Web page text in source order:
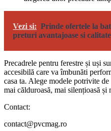
Vezi si: Prinde ofertele la
preturi avantajoase si
Precadrele pentru ferestre și uși
accesibilă care va îmbunăti
casa ta. Alege modele potrivite
mai călduroasă, mai silențioasă și
Contact:
contact@pvcmag.ro